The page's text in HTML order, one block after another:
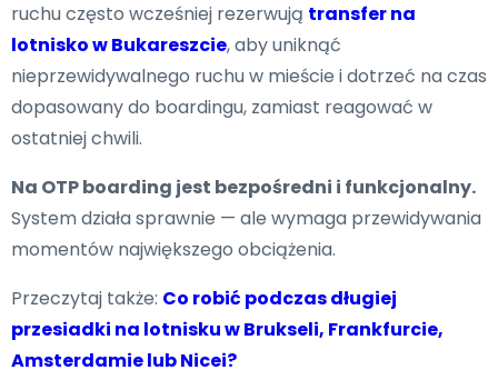
ruchu często wcześniej rezerwują transfer na
lotnisko w Bukareszcie, aby uniknąć
nieprzewidywalnego ruchu w mieście i dotrzeć na czas
dopasowany do boardingu, zamiast reagować w
ostatniej chwili.
Na OTP boarding jest bezpośredni i funkcjonalny.
System działa sprawnie — ale wymaga przewidywania
momentów największego obciążenia.
Przeczytaj także: Co robić podczas długiej
przesiadki na lotnisku w Brukseli, Frankfurcie,
Amsterdamie lub Nicei?